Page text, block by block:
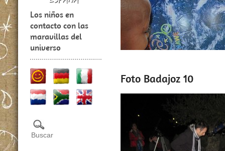
Los niños en
contacto con las
maravillas del
universo
Foto Badajoz 10